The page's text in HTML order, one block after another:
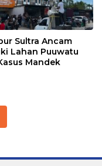
Sultra Ancam
Lahan Puuwatu
Mandek